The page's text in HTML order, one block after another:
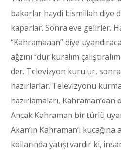
bakarlar haydi bismillah diye
kaparlar. Sonra eve gelirler.
“Kahramaaan” diye
ağzını “dur kuralım
der. Televizyon kurulur,
hazırlarlar. Televizyonu
hazırlamaları, Kahraman’dan
Ancak Kahraman bir türlü
Akan’ın Kahraman’ı kucağına
kollarında yatışı vardır ki,